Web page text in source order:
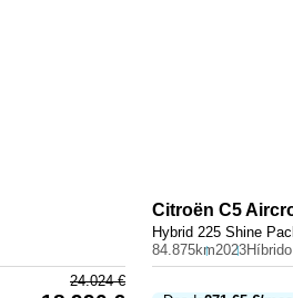
24.024€
Citroën C5
Hybrid 225 Shine
84.875km2023